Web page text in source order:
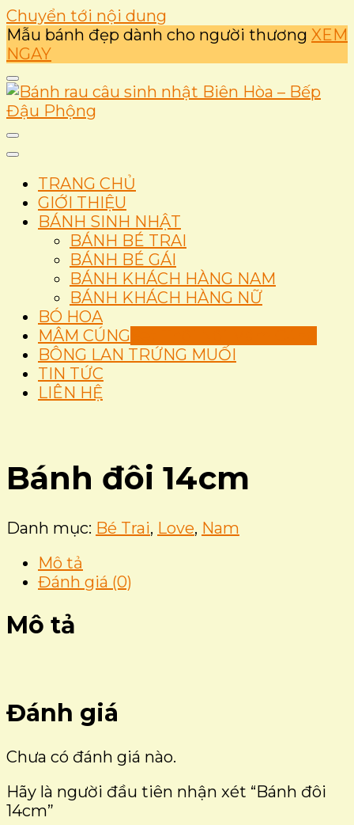
Chuyển tới nội dung
Mẫu bánh đẹp dành cho người thương XEM
NGAY
Bánh rau câu sinh nhật
Biên Hòa – Bếp Đậu
Phộng
TRANG CHỦ
GIỚI THIỆU
BÁNH SINH NHẬT
BÁNH BÉ TRAI
BÁNH BÉ GÁI
BÁNH KHÁCH HÀNG NAM
BÁNH KHÁCH HÀNG NỮ
BÓ HOA
MÂM CÚNG
BÔNG LAN TRỨNG MUỐI
TIN TỨC
LIÊN HỆ
Bánh đôi 14cm
Danh mục: Bé Trai, Love, Nam
Mô tả
Đánh giá (0)
Mô tả
Đánh giá
Chưa có đánh giá nào.
Hãy là người đầu tiên nhận xét “Bánh đôi
14cm”